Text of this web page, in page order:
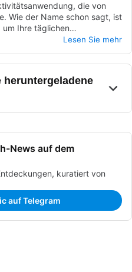
die von
Wie der Name schon sagt, ist
um Ihre täglichen
einen Textverarbeiter,
nach der
mit Microsoft Officeund kann
Funktionen des
bekannten Paketen
aus
und LibreOffice. Am
Lesen Sie mehr
News auf dem
kuratiert von
auf Telegram